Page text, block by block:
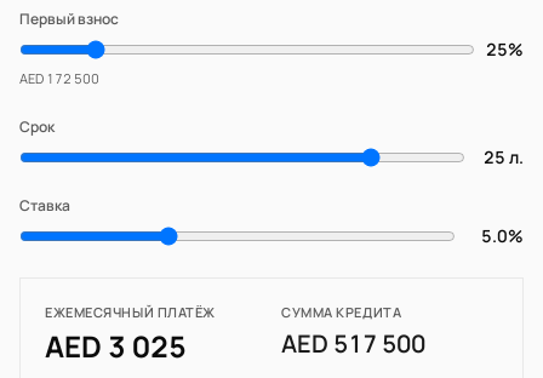
Первый взнос
25%
AED 172 500
Срок
25 л.
Ставка
5.0%
ЕЖЕМЕСЯЧНЫЙ ПЛАТЁЖ
AED 3 025
СУММА КРЕДИТА
AED 517 500